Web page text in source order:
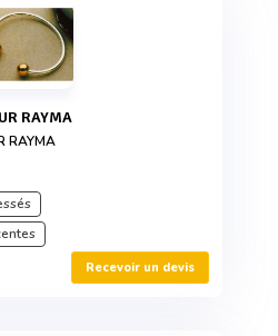
RAYMA
RAYMA
Recevoir un devis